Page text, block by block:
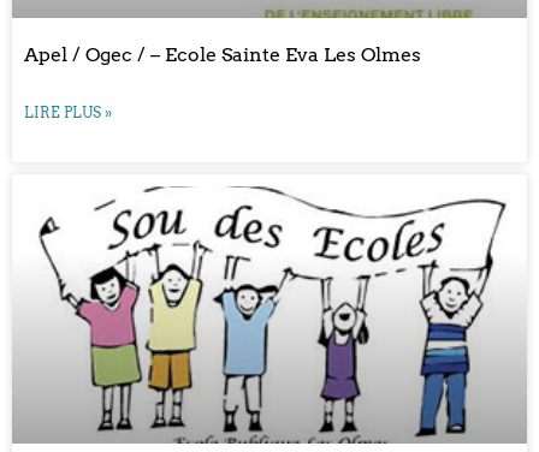
Apel / Ogec / – Ecole Sainte Eva Les Olmes
LIRE PLUS »